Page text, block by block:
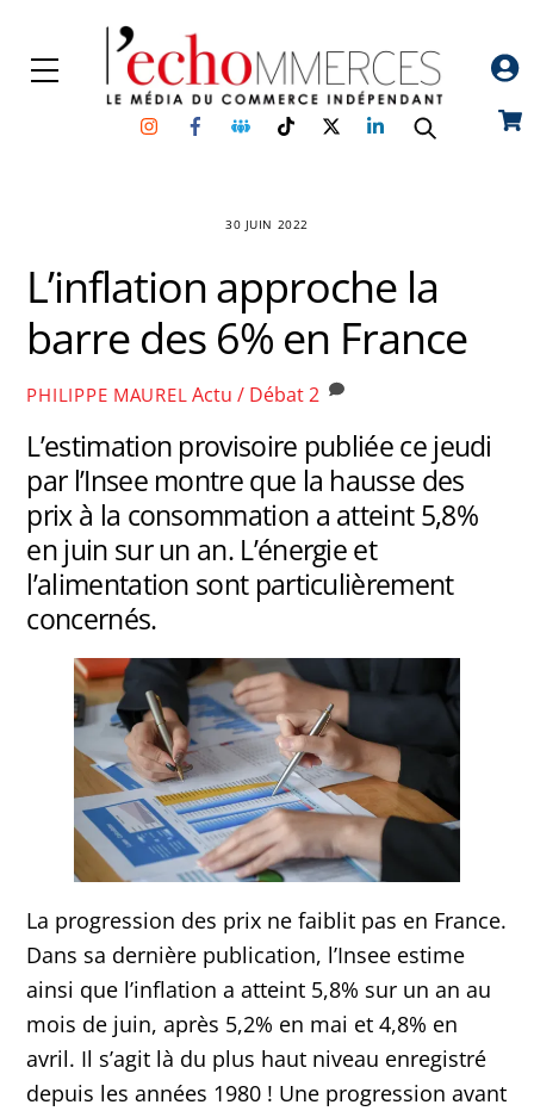
content
Menu
InstagramFacebookGroupe
Facebook
TikTokTwitterLinkedin
30 JUIN 2022
L’inflation approche la
barre des 6% en France
PHILIPPE MAUREL Actu / Débat2
L’estimation provisoire publiée ce jeudi
par l’Insee montre que la hausse des
prix à la consommation a atteint 5,8%
en juin sur un an. L’énergie et
l’alimentation sont particulièrement
concernés.
La progression des prix ne faiblit pas en France.
Dans sa dernière publication, l’Insee estime
ainsi que l’inflation a atteint 5,8% sur un an au
mois de juin, après 5,2% en mai et 4,8% en
avril. Il s’agit là du plus haut niveau enregistré
depuis les années 1980 ! Une progression avant